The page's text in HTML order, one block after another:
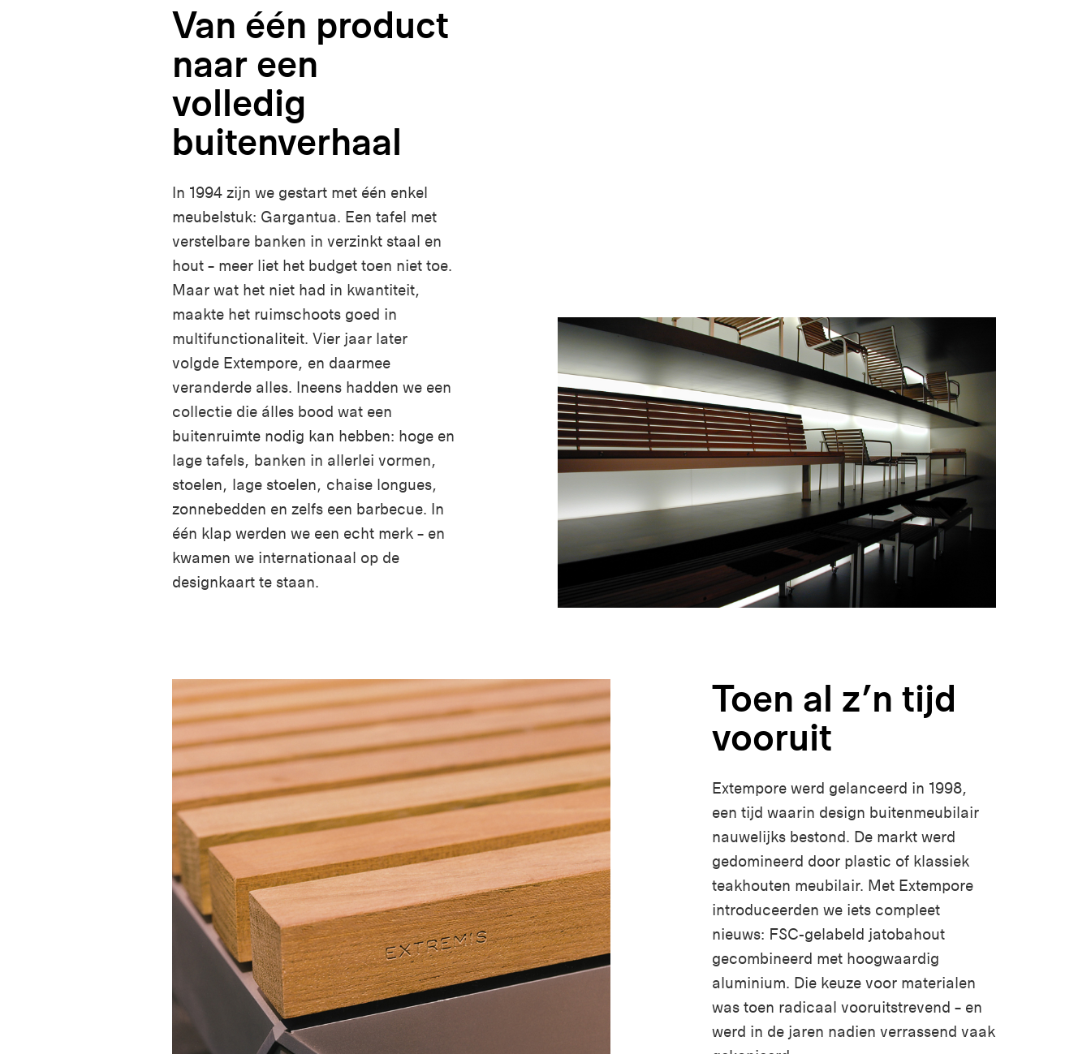
Van één product
naar een
volledig
buitenverhaal
In 1994 zijn we gestart met één enkel
meubelstuk: Gargantua. Een tafel met
verstelbare banken in verzinkt staal en
hout – meer liet het budget toen niet toe.
Maar wat het niet had in kwantiteit,
maakte het ruimschoots goed in
multifunctionaliteit. Vier jaar later
volgde Extempore, en daarmee
veranderde alles. Ineens hadden we een
collectie die álles bood wat een
buitenruimte nodig kan hebben: hoge en
lage tafels, banken in allerlei vormen,
stoelen, lage stoelen, chaise longues,
zonnebedden en zelfs een barbecue. In
één klap werden we een echt merk – en
kwamen we internationaal op de
designkaart te staan.
Toen al z’n tijd
vooruit
Extempore werd gelanceerd in 1998,
een tijd waarin design buitenmeubilair
nauwelijks bestond. De markt werd
gedomineerd door plastic of klassiek
teakhouten meubilair. Met Extempore
introduceerden we iets compleet
nieuws: FSC-gelabeld jatobahout
gecombineerd met hoogwaardig
aluminium. Die keuze voor materialen
was toen radicaal vooruitstrevend – en
werd in de jaren nadien verrassend vaak